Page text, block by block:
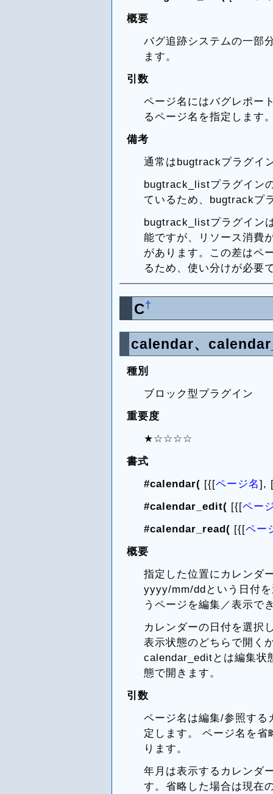
概要
バグ追跡システムの一部
ます。
引数
ページ名にはバグレポー
るページ名を指定します
備考
通常はbugtrackプラグイ
bugtrack_listプラグイン
ているため、bugtrackプ
bugtrack_listプラグイン
能ですが、リソース消費
があります。この差はペ
るため、使い分けが必要
C†
calendar、
種別
ブロック型プラグイン
重要度
★☆☆☆☆
書式
#calendar( [{[ページ名],
#calendar_edit( [{[ペー
#calendar_read( [{[ペー
概要
指定した位置にカレンダ
yyyy/mm/ddという日付
うページを編集／表示で
カレンダーの日付を選択
表示状態のどちらで開く
calendar_editとは編集状
態で開きます。
引数
ページ名は編集/参照する
定します。 ページ名を省
ります。
年月は表示するカレンダ
す。省略した場合は現在